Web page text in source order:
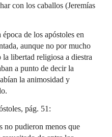
con los caballos (Jeremías
de los apóstoles en
aunque no por mucho
libertad religiosa a diestra
a punto de decir la
la animosidad y
pág. 51:
no pudieron menos que